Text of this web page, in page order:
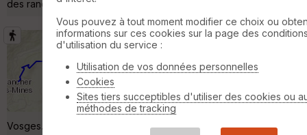
des randonnées pédestres modérées. »
Ascension de la planche des belles
Randonnée Pédestre 4 km 650 m
Ascension de la planche des belles filles
depuis le village de plancher-les-mines en
haute saône. Beau dénivelé dans le sud des
Vosges. »
Vous pouvez à tout moment modifier ce choix ou
informations sur ces cookies sur la page des
d'utilisation du service :
Utilisation de vos données personnelles
Cookies
Sites tiers succeptibles d'utiliser des cookies ou
méthodes de tracking